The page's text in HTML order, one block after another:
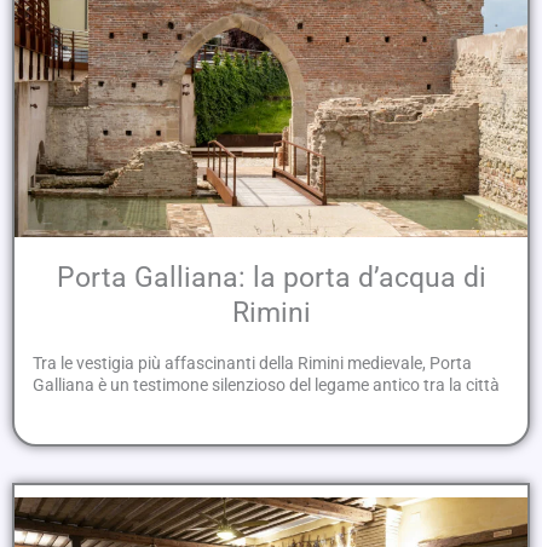
Porta Galliana: la porta d’acqua di
Rimini
Tra le vestigia più affascinanti della Rimini medievale, Porta
Galliana è un testimone silenzioso del legame antico tra la città